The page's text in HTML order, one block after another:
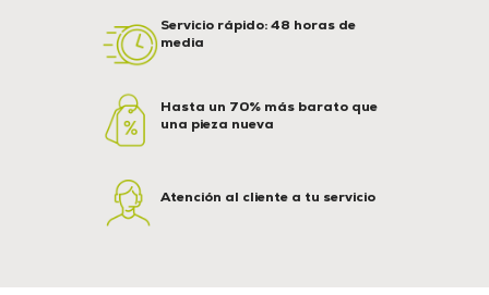
Servicio rápido: 48 horas de
media
Hasta un 70% más barato que
una pieza nueva
Atención al cliente a tu servicio